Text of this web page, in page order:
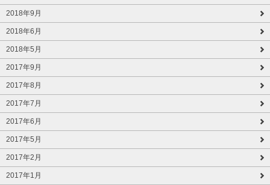
2018年9月
2018年6月
2018年5月
2017年9月
2017年8月
2017年7月
2017年6月
2017年5月
2017年2月
2017年1月